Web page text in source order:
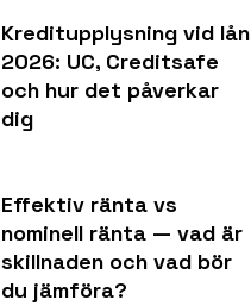
Kreditupplysning vid lån
2026: UC, Creditsafe
och hur det påverkar
dig
Effektiv ränta vs
nominell ränta — vad är
skillnaden och vad bör
du jämföra?